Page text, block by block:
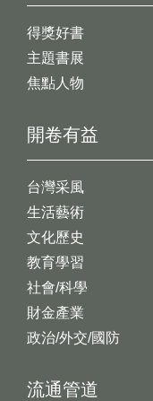
開卷有益
台灣采風
生活藝術
文化歷史
教育學習
社會/科學
財金產業
政治/外交/國防
得獎好書
主題書展
焦點人物
流通管道